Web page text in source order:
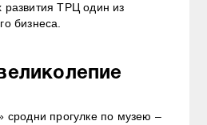
развития ТРЦ один из
бизнеса.
сродни прогулке по музею –